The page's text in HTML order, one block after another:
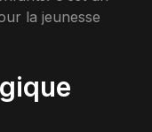
la jeunesse